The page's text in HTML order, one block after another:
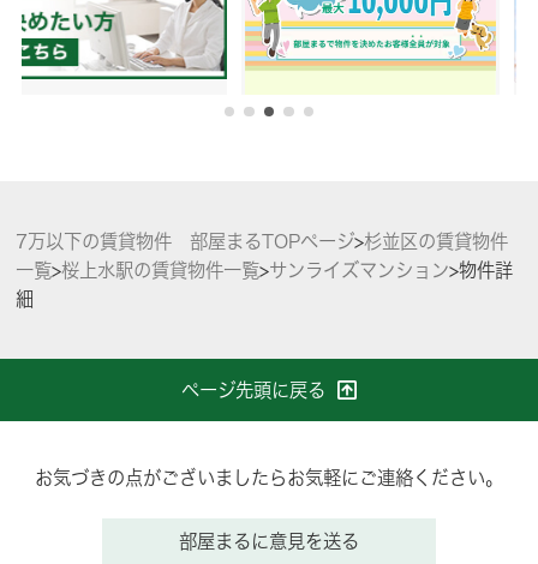
7万以下の賃貸物件 部屋まるTOPページ>杉並区の賃貸物件
一覧>桜上水駅の賃貸物件一覧>サンライズマンション>物件詳
細
ページ先頭に戻る
お気づきの点がございましたらお気軽にご連絡ください。
部屋まるに意見を送る